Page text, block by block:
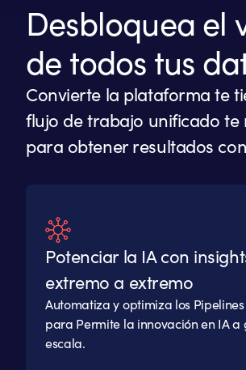
Desbloquea el
de todos tus
Convierte la plataforma te
flujo de trabajo unificado te
para obtener resultados
Potenciar la IA con
extremo a extremo
Automatiza y optimiza los
para Permite la innovación en IA a
escala.